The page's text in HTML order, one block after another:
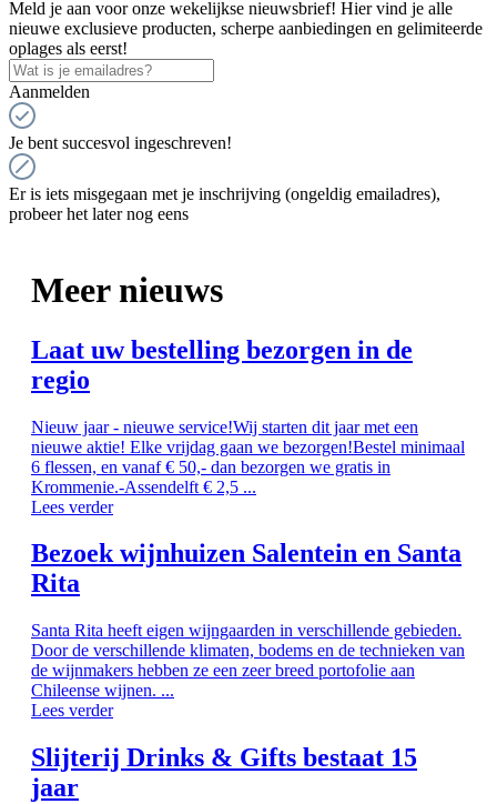
Meld je aan voor onze wekelijkse nieuwsbrief! Hier vind je alle
nieuwe exclusieve producten, scherpe aanbiedingen en gelimiteerde
oplages als eerst!
Aanmelden
Je bent succesvol ingeschreven!
Er is iets misgegaan met je inschrijving (ongeldig emailadres),
probeer het later nog eens
Meer nieuws
Laat uw bestelling bezorgen in de
regio
Nieuw jaar - nieuwe service!Wij starten dit jaar met een
nieuwe aktie! Elke vrijdag gaan we bezorgen!Bestel minimaal
6 flessen, en vanaf € 50,- dan bezorgen we gratis in
Krommenie.-Assendelft € 2,5 ...
Lees verder
Bezoek wijnhuizen Salentein en Santa
Rita
Santa Rita heeft eigen wijngaarden in verschillende gebieden.
Door de verschillende klimaten, bodems en de technieken van
de wijnmakers hebben ze een zeer breed portofolie aan
Chileense wijnen. ...
Lees verder
Slijterij Drinks & Gifts bestaat 15
jaar